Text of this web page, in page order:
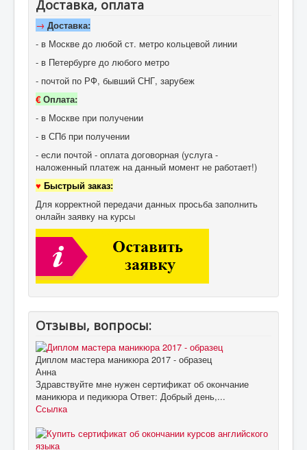
Доставка, оплата
→ Доставка:
- в Москве до любой ст. метро кольцевой линии
- в Петербурге до любого метро
- почтой по РФ, бывший СНГ, зарубеж
€Оплата:
- в Москве при получении
- в СПб при получении
- если почтой - оплата договорная (услуга -
наложенный платеж на данный момент не работает!)
♥ Быстрый заказ:
Для корректной передачи данных просьба заполнить
онлайн заявку на курсы
Отзывы, вопросы:
Диплом мастера маникюра 2017 - образец
Анна
Здравствуйте мне нужен сертификат об окончание
маникюра и педикюра Ответ: Добрый день,...
Ссылка